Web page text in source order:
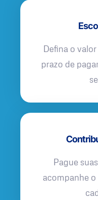
Defina o
prazo de
Pague
acompanhe